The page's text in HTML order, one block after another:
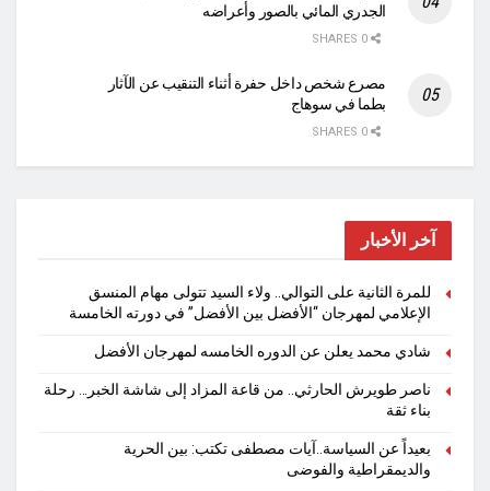
الجدري المائي بالصور وأعراضه
مصرع شخص داخل حفرة أثناء التنقيب عن الآثار
بطما في سوهاج
آخر الأخبار
للمرة الثانية على التوالي.. ولاء السيد تتولى مهام المنسق
الإعلامي لمهرجان “الأفضل بين الأفضل” في دورته الخامسة
شادي محمد يعلن عن الدوره الخامسه لمهرجان الأفضل
ناصر طويرش الحارثي.. من قاعة المزاد إلى شاشة الخبر… رحلة
بناء ثقة
بعيداً عن السياسة..آيات مصطفى تكتب: بين الحرية
والديمقراطية والفوضى